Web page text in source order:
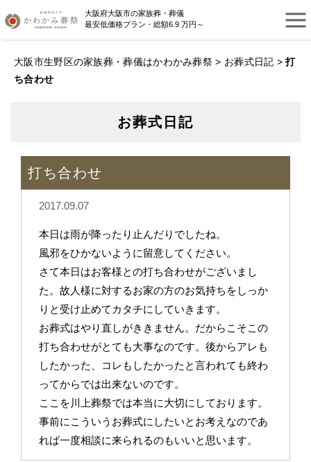
大阪府大阪市の家族葬・葬儀
最安低価格プラン・総額6.9 万円～
大阪市生野区の家族葬・葬儀はかわかみ葬祭 > お葬式日記 >打
ち合わせ
お葬式日記
打ち合わせ
2017.09.07
本日は雨が降ったり止んだりでしたね。
風邪をひかないように留意してください。
さて本日はお客様との打ち合わせがございまし
た。故人様に対するお家の方のお気持ちをしっか
りと受け止めてカタチにしていきます。
お葬式はやり直しがききません。だからこそこの
打ち合わせがとても大事なのです。後からアレも
したかった、コレもしたかったと言われても終わ
ってからでは出来ないのです。
ここを川上葬祭では本当に大切にしております。
事前にこういうお葬式にしたいとお考えなのであ
れば一度相談に来られるのもいいと思います。